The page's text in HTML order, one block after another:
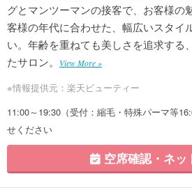
グとマンツーマンの接客で、お客様の
客様の年代に合わせた、幅広いスタイ
い。年齢を重ねても美しさを追求する
たサロン。
View More »
※情報提供元：楽天ビューティー
11:00～19:30（受付：縮毛・特殊パーマ等
せください
空席確認・ネッ